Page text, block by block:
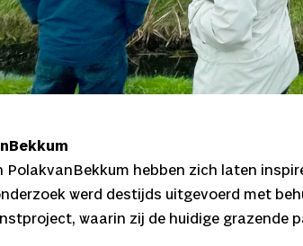
PolakvanBekkum hebben zich laten
werd destijds uitgevoerd met
waarin zij de huidige grazende